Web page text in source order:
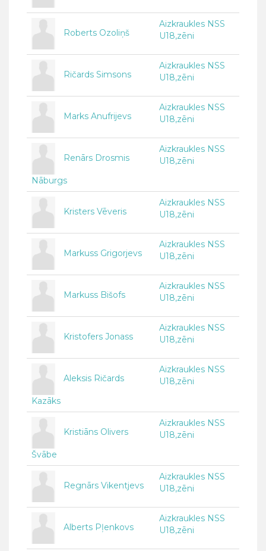
Roberts Ozoliņš
Aizkraukles NSS
U18,zēni
Ričards Simsons
Aizkraukles NSS
U18,zēni
Marks Anufrijevs
Aizkraukles NSS
U18,zēni
Renārs Drosmis
Nāburgs
Aizkraukles NSS
U18,zēni
Kristers Vēveris
Aizkraukles NSS
U18,zēni
Markuss Grigorjevs
Aizkraukles NSS
U18,zēni
Markuss Bišofs
Aizkraukles NSS
U18,zēni
Kristofers Jonass
Aizkraukles NSS
U18,zēni
Aleksis Ričards
Kazāks
Aizkraukles NSS
U18,zēni
Kristiāns Olivers
Švābe
Aizkraukles NSS
U18,zēni
Regnārs Vikentjevs
Aizkraukles NSS
U18,zēni
Alberts Pļenkovs
Aizkraukles NSS
U18,zēni